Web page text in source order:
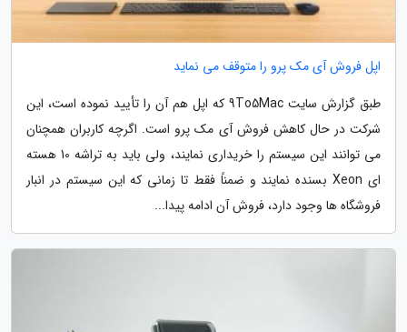
اپل فروش آی مک پرو را متوقف می نماید
طبق گزارش سایت 9To5Mac که اپل هم آن را تأیید نموده است، این
شرکت در حال کاهش فروش آی مک پرو است. اگرچه کاربران همچنان
می توانند این سیستم را خریداری نمایند، ولی باید به تراشه 10 هسته
ای Xeon بسنده نمایند و ضمناً فقط تا زمانی که این سیستم در انبار
فروشگاه ها وجود دارد، فروش آن ادامه پیدا...